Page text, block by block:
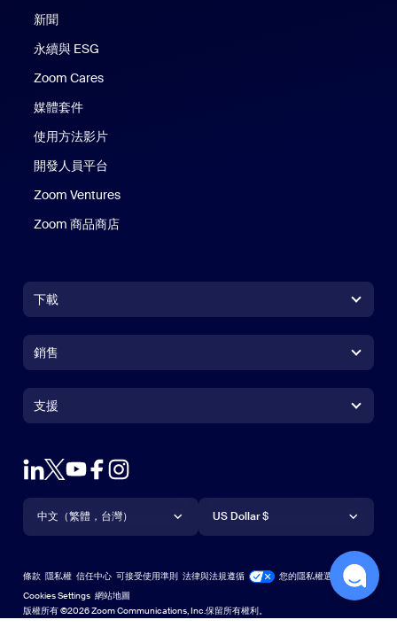
新聞
永續與 ESG
Zoom Cares
媒體套件
使用方法影片
開發人員平台
Zoom Ventures
Zoom 商品商店
下載
Zoom Rooms 應用程式Zoom Rooms 應用程式
Zoom Rooms Controller
Outlook 外掛程式
Android 應用程式
Android 應用程式
銷售
聯絡銷售人員
申請示範
網路研討會和活動
Zoom 體驗中心Zoom 體驗中心
Zoom for StartupsZoom for Startups
支援
支援
帳戶
學習中心
技術內容資料庫技術內容資料庫
意見反應
語言
中文（繁體，台灣）
English
Español
貨幣
US Dollar $
版權所有 ©2026 Zoom Communications, Inc.保留所有權利。
條款 隱私權 信任中心 可接受使用準則 法律與法規遵循
您的隱私權選擇
Cookies Settings 網站地圖
網站地圖